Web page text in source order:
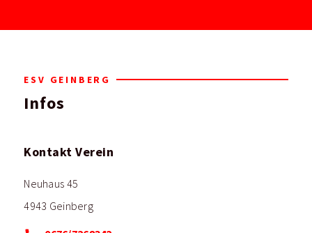
ESV GEINBERG
Infos
Kontakt Verein
Neuhaus 45
4943 Geinberg